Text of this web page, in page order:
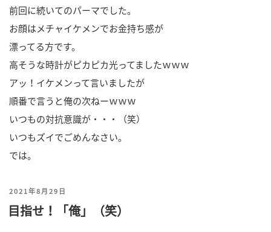
前回に続いてのパーマでした。
お顔はメチャイケメンでお金持ち感が
漂ってる方です。
高そうな時計がピカピカ光ってましたｗｗｗ
アッ！イケメンって言いましたが
順番で言うと俺の次ねーｗｗｗ
いつもの対抗意識が・・・（笑）
いつもズイでごめんなさい。
では。
投
稿
2021年8月29日
目指せ！「俺」（笑）